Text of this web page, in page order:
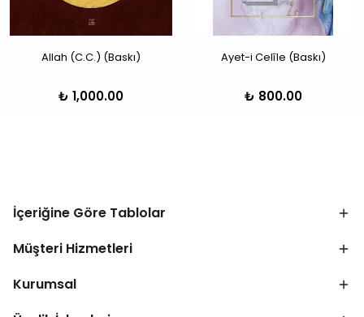
Allah (C.C.) (Baskı)
₺ 1,000.00
Ayet-i Celîle (Baskı)
₺ 800.00
İçeriğine Göre Tablolar
Müşteri Hizmetleri
Kurumsal